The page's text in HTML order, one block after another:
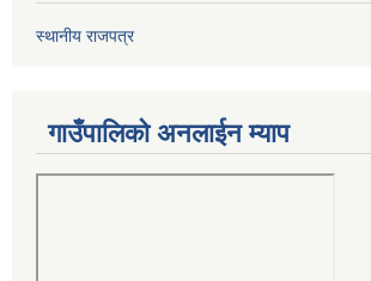
स्थानीय राजपत्र
गाउँपालिको अनलाईन म्याप